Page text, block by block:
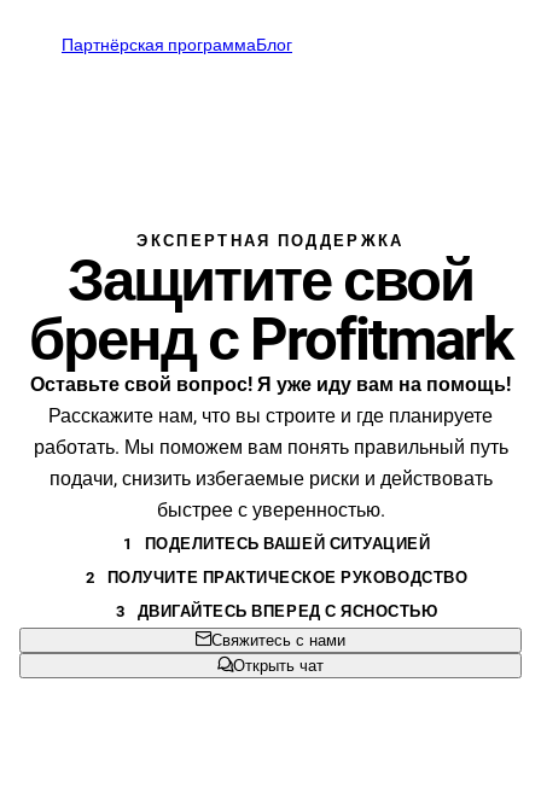
Партнёрская программаБлог
ЭКСПЕРТНАЯ ПОДДЕРЖКА
Защитите свой
бренд с Profitmark
Оставьте свой вопрос! Я уже иду вам на помощь!
Расскажите нам, что вы строите и где планируете
работать. Мы поможем вам понять правильный путь
подачи, снизить избегаемые риски и действовать
быстрее с уверенностью.
1
ПОДЕЛИТЕСЬ ВАШЕЙ СИТУАЦИЕЙ
2
ПОЛУЧИТЕ ПРАКТИЧЕСКОЕ РУКОВОДСТВО
3
ДВИГАЙТЕСЬ ВПЕРЕД С ЯСНОСТЬЮ
Свяжитесь с нами
Открыть чат